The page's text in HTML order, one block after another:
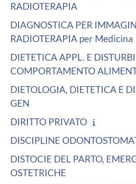
RADIOTERAPIA
DIAGNOSTICA PER
RADIOTERAPIA per Medicina
DIETETICA APPL. E
COMPORTAMENTO
DIETOLOGIA, DIETETICA E
GEN
DIRITTO PRIVATO
DISCIPLINE
DISTOCIE DEL PARTO,
OSTETRICHE